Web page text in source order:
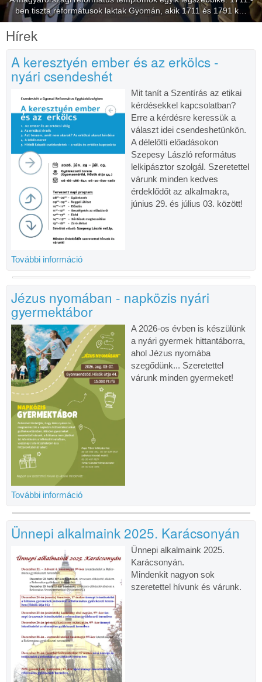
ben tiszta reformátusok laktak Gyomán, akik 1711 és 1791 k…
Hírek
A keresztyén ember és az erkölcs -
nyári csendeshét
Mit tanít a Szentírás az etikai
kérdésekkel kapcsolatban?
Erre a kérdésre keressük a
választ idei csendeshetünkön.
A délelőtti előadásokon
Szepesy László református
lelkipásztor szolgál. Szeretettel
várunk minden kedves
érdeklődőt az alkalmakra,
június 29. és július 03. között!
További információ
Jézus nyomában - napközis nyári
gyermektábor
A 2026-os évben is készülünk
a nyári gyermek hittantáborra,
ahol Jézus nyomába
szegődünk... Szeretettel
várunk minden gyermeket!
További információ
Ünnepi alkalmaink 2025. Karácsonyán
Ünnepi alkalmaink 2025.
Karácsonyán.
Mindenkit nagyon sok
szeretettel hívunk és várunk.